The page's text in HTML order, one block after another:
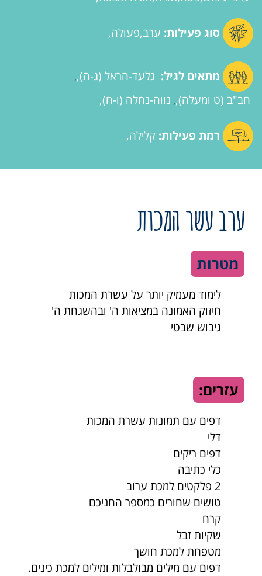
סוג פעילות: ערב פעולה
מתאים לגיל: גלעד-הראל (ג-ה) ,
חב"ב (ט ומעלה) , נווה-נחלה (ו-ח)
רמת פעילות: קלילה
ערב עשר המכות
מטרות
לימוד מעמיק יותר על עשרת המכות
חיזוק האמונה במציאות ה' ובהשגחת ה'
גיבוש שבטי
עזרים:
דפים עם תמונות עשרת המכות
דלי
דפים ריקים
כלי כתיבה
2 פלקטים למכת ערוב
טושים שחורים כמספר החניכם
קרח
שקיות זבל
מטפחת למכת חושך
דפים עם מילים מבולבלות ומילים למכת כינים.